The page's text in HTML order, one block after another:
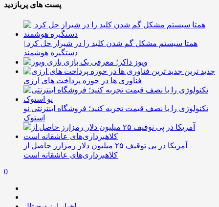
پست های پربازدید
همتا سیستم مشکل گم شدن کلید را در شیراز حل کرد |
دستگیره هوشمند
ویوز داکز؛ معرفی یک بازی
جدید ترین
فناوری ها در حوزه پرداخت های ارزی
تکنولوژی را با نصف قیمت تجربه کنید؛ فروشگاه اینترنتی نو
استوک
آمریکا در پی توقیف ۲۵ میلیون دلار رمزارز حاصل از
کلاهبرداری‌های عاشقانه است
0